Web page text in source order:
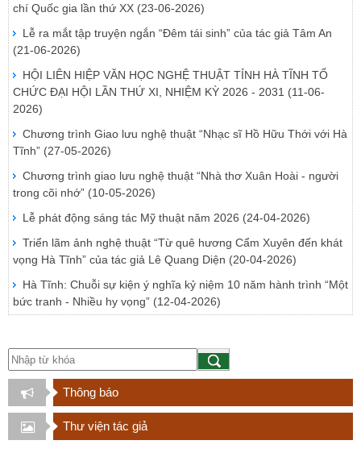
chí Quốc gia lần thứ XX (23-06-2026)
Lễ ra mắt tập truyện ngắn “Đêm tái sinh” của tác giả Tâm An
(21-06-2026)
HỘI LIÊN HIỆP VĂN HỌC NGHỆ THUẬT TỈNH HÀ TĨNH TỔ
CHỨC ĐẠI HỘI LẦN THỨ XI, NHIỆM KỲ 2026 - 2031 (11-06-
2026)
Chương trình Giao lưu nghệ thuật “Nhạc sĩ Hồ Hữu Thới với Hà
Tĩnh” (27-05-2026)
Chương trình giao lưu nghệ thuật “Nhà thơ Xuân Hoài - người
trong cõi nhớ” (10-05-2026)
Lễ phát động sáng tác Mỹ thuật năm 2026 (24-04-2026)
Triển lãm ảnh nghệ thuật “Từ quê hương Cẩm Xuyên đến khát
vọng Hà Tĩnh” của tác giả Lê Quang Diện (20-04-2026)
Hà Tĩnh: Chuỗi sự kiện ý nghĩa kỷ niệm 10 năm hành trình “Một
bức tranh - Nhiều hy vọng” (12-04-2026)
Thông báo
Thư viện tác giả